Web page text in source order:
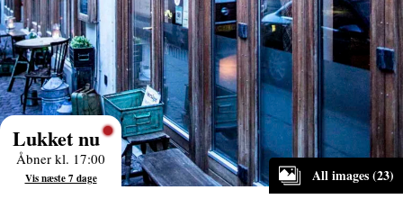
All images (23)
Lukket nu
Åbner kl. 17:00
Vis næste 7 dage